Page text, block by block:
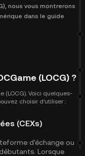
nous vous montrerons
dans le guide
(LOCG) ?
(LOCG). Voici quelques-
choisir d'utiliser :
(CEXs)
d'échange ou
Lorsque